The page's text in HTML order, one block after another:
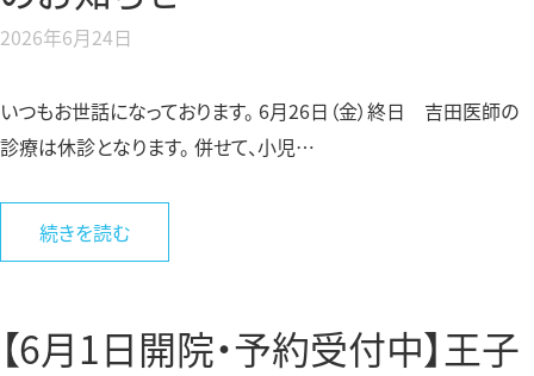
2026年6月24日
いつもお世話になっております。 6月26日（金）終日 吉田医師の
診療は休診となります。 併せて、小児…
続きを読む
【6月1日開院・予約受付中】王子